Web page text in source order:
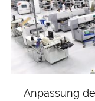
Anpassung